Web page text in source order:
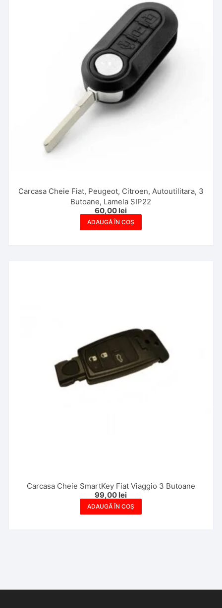
Carcasa Cheie Fiat, Peugeot, Citroen, Autoutilitara, 3
Butoane, Lamela SIP22
60,00 lei
ADAUGĂ ÎN COȘ
Carcasa Cheie SmartKey Fiat Viaggio 3 Butoane
99,00 lei
ADAUGĂ ÎN COȘ